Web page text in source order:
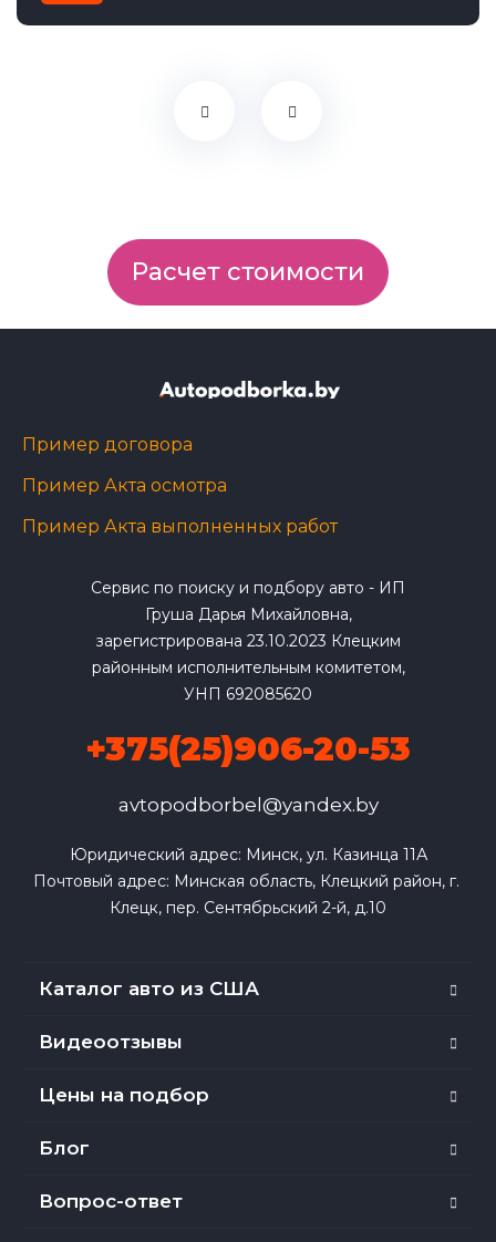
Расчет стоимости
Пример договора
Пример Акта осмотра
Пример Акта выполненных работ
Сервис по поиску и подбору авто - ИП
Груша Дарья Михайловна,
зарегистрирована 23.10.2023 Клецким
районным исполнительным комитетом,
УНП 692085620
+375(25)906-20-53
avtopodborbel@yandex.by
Юридический адрес: Минск, ул. Казинца 11А
Почтовый адрес: Минская область, Клецкий район, г.
Клецк, пер. Сентябрьский 2-й, д.10
Каталог авто из США
Видеоотзывы
Цены на подбор
Блог
Вопрос-ответ